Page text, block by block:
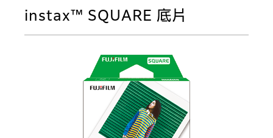
instax™ SQUARE 底片